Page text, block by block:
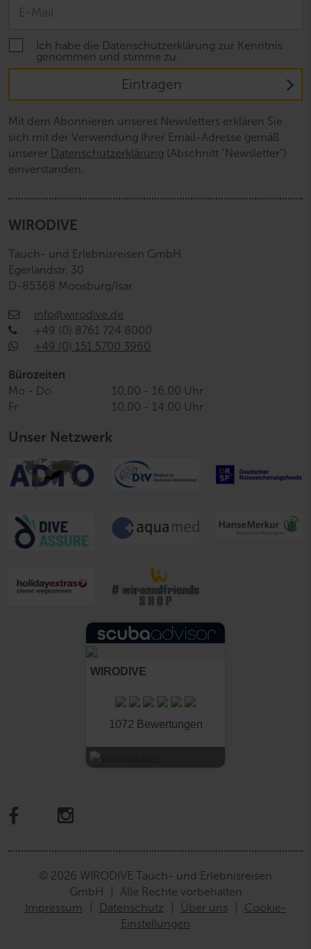
Ich habe die Datenschutzerklärung zur Kenntnis
genommen und stimme zu.
Eintragen
Mit dem Abonnieren unseres Newsletters erklären Sie
sich mit der Verwendung Ihrer Email-Adresse gemäß
unserer Datenschutzerklärung (Abschnitt "Newsletter")
einverstanden.
WIRODIVE
Tauch- und Erlebnisreisen GmbH
Egerlandstr. 30
D-85368 Moosburg/Isar
info@wirodive.de
+49 (0) 8761 724 8000
+49 (0) 151 5700 3960
Bürozeiten
Mo - Do
10.00 - 16.00 Uhr
Fr
10.00 - 14.00 Uhr
Unser Netzwerk
WIRODIVE
1072 Bewertungen
© 2026 WIRODIVE Tauch- und Erlebnisreisen
GmbH
Alle Rechte vorbehalten
Impressum
Datenschutz Über uns
Cookie-
Einstellungen